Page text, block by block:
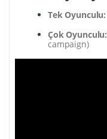
Tek Oyunculu:
Çok Oyunculu:
campaign)